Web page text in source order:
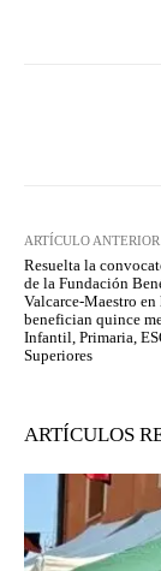
ARTÍCULO ANTERIOR
Resuelta la
de la Fundación
Valcarce-Maestro en
benefician quince
Infantil, Primaria,
Superiores
ARTÍCULOS